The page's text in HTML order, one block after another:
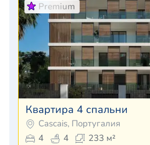
Premium
Квартира 4 спальни
Cascais, Португалия
4
4
233 м²